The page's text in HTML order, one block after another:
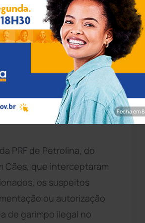
(31), 800 Kg de
na
Bahia. Dois
foram detidos na
PRF de Petrolina, do
Cães, que interceptaram
os suspeitos
ou autorização
de garimpo ilegal no
Fecha em